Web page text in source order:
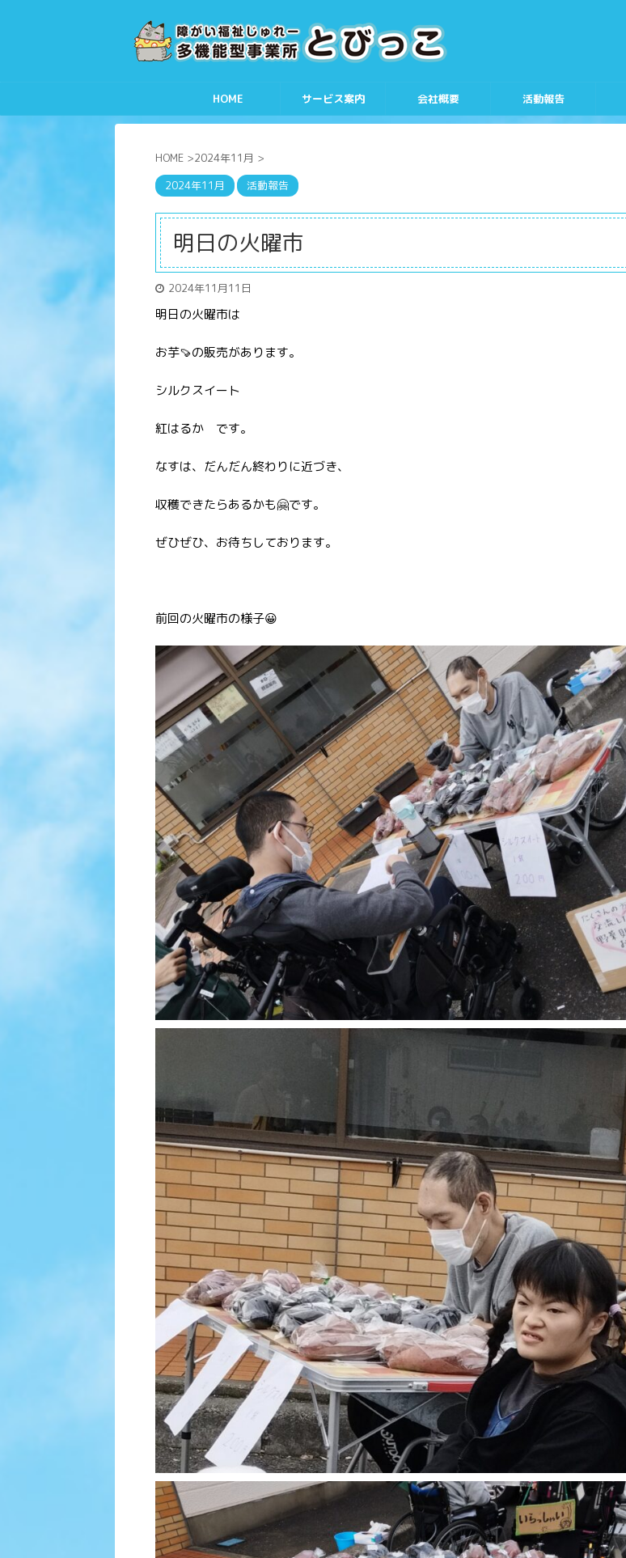
HOME サービス案内 会社概要 活動報告
HOME >2024年11月 >
2024年11月
活動報告
明日の火曜市
2024年11月11日
明日の火曜市は
お芋🍠の販売があります。
シルクスイート
紅はるか です。
なすは、だんだん終わりに近づき、
収穫できたらあるかも🤗です。
ぜひぜひ、お待ちしております。
前回の火曜市の様子😀